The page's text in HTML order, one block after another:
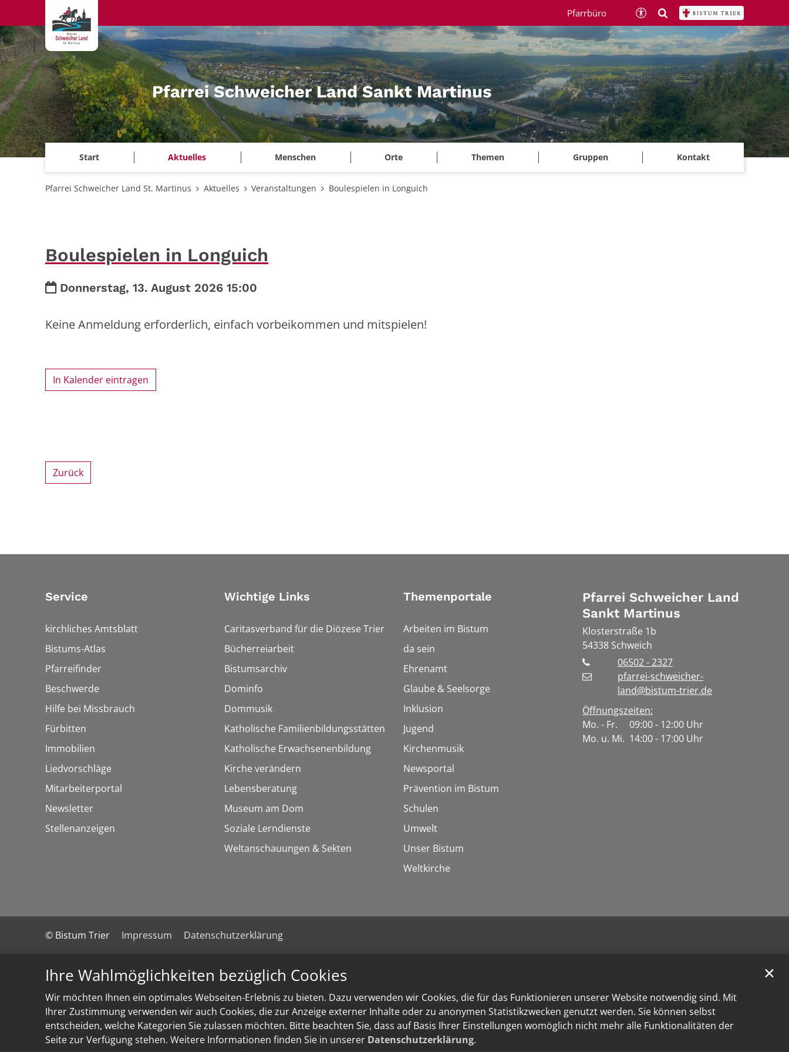
Ihre Wahlmöglichkeiten bezüglich Cookies
Wir möchten Ihnen ein optimales Webseiten-Erlebnis zu bieten. Dazu verwenden wir Cookies, die für das Funktionieren unserer Website notwendig sind. Mit
Ihrer Zustimmung verwenden wir auch Cookies, die zur Anzeige externer Inhalte oder zu anonymen Statistikzwecken genutzt werden. Sie können selbst
entscheiden, welche Kategorien Sie zulassen möchten. Bitte beachten Sie, dass auf Basis Ihrer Einstellungen womöglich nicht mehr alle Funktionalitäten der
Seite zur Verfügung stehen. Weitere Informationen finden Sie in unserer Datenschutzerklärung.
✕
Zum Inhalt springen
Pfarrei Schweicher Land Sankt Martinus
Start Aktuelles Menschen Orte Themen Gruppen Kontakt
Pfarrbüro
Pfarrei Schweicher Land St. Martinus Aktuelles Veranstaltungen Boulespielen in Longuich
Boulespielen in Longuich
Datum:
Donnerstag, 13. August 2026 15:00
Keine Anmeldung erforderlich, einfach vorbeikommen und mitspielen!
In Kalender eintragen
Zurück
Service
kirchliches Amtsblatt
Bistums-Atlas
Pfarreifinder
Beschwerde
Hilfe bei Missbrauch
Fürbitten
Immobilien
Liedvorschläge
Mitarbeiterportal
Newsletter
Stellenanzeigen
Wichtige Links
Caritasverband für die Diözese Trier
Bücherreiarbeit
Bistumsarchiv
Dominfo
Dommusik
Katholische Familienbildungsstätten
Katholische Erwachsenenbildung
Kirche verändern
Lebensberatung
Museum am Dom
Soziale Lerndienste
Weltanschauungen & Sekten
Themenportale
Arbeiten im Bistum
da sein
Ehrenamt
Glaube & Seelsorge
Inklusion
Jugend
Kirchenmusik
Newsportal
Prävention im Bistum
Schulen
Umwelt
Unser Bistum
Weltkirche
Pfarrei Schweicher Land
Sankt Martinus
Klosterstraße 1b
54338 Schweich
06502 - 2327
pfarrei-schweicher-
land@bistum-trier.de
Öffnungszeiten:
Mo. - Fr. 09:00 - 12:00 Uhr
Mo. u. Mi. 14:00 - 17:00 Uhr
© Bistum Trier Impressum Datenschutzerklärung